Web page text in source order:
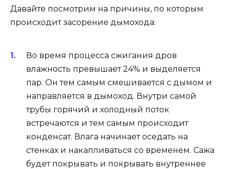
Давайте посмотрим на причины, по которым
происходит засорение дымохода:
Во время процесса сжигания дров
влажность превышает 24% и выделяется
пар. Он тем самым смешивается с дымом и
направляется в дымоход. Внутри самой
трубы горячий и холодный поток
встречаются и тем самым происходит
конденсат. Влага начинает оседать на
стенках и накапливаться со временем. Сажа
будет покрывать и покрывать внутреннее